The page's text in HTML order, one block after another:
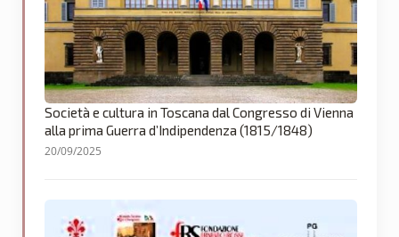
Società e cultura in Toscana dal Congresso di Vienna
alla prima Guerra d’Indipendenza (1815/1848)
20/09/2025